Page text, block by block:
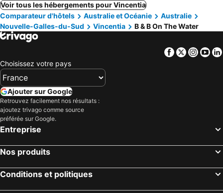
Voir tous les hébergements pour Vincentia
Comparateur d'hôtels
Australie et Océanie
Australie
Nouvelle-Galles-du-Sud
Vincentia B & B On The Water
Facebook
Twitter
Choisissez votre pays
Ajouter sur Google
Retrouvez facilement nos résultats :
ajoutez trivago comme source
préférée sur Google.
Entreprise
Nos produits
Conditions et politiques